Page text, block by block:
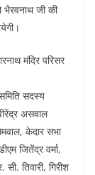
भैरवनाथ जी की
मंदिर परिसर
सदस्य
असवाल
केदार सभा
जितेंद्र वर्मा,
तिवारी, गिरीश